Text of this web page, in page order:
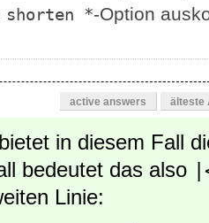
shorten *-Option
active answers älteste
in diesem Fall
bedeutet das also
Linie: